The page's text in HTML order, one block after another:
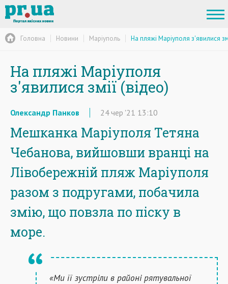
Головна Новини Маріуполь На пляжі Маріуполя з'явилися
На пляжі Маріуполя
з'явилися змії (відео)
Олександр Панков 24чер '21 13:10
Мешканка Маріуполя Тетяна
Чебанова, вийшовши вранці на
Лівобережній пляж Маріуполя
разом з подругами, побачила
змію, що повзла по піску в
море.
«Ми її зустріли в районі рятувальної